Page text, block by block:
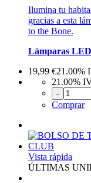
Ilumina tu
gracias a esta
to the Bone.
Lámparas
19,99 €21.00%
21.00%
-
Comprar
Vista rápida
ÚLTIMAS